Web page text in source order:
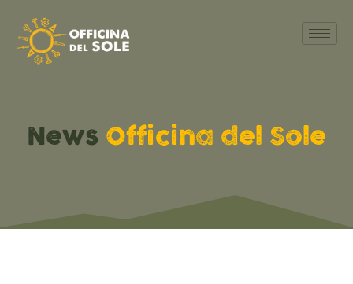
News Officina del Sole